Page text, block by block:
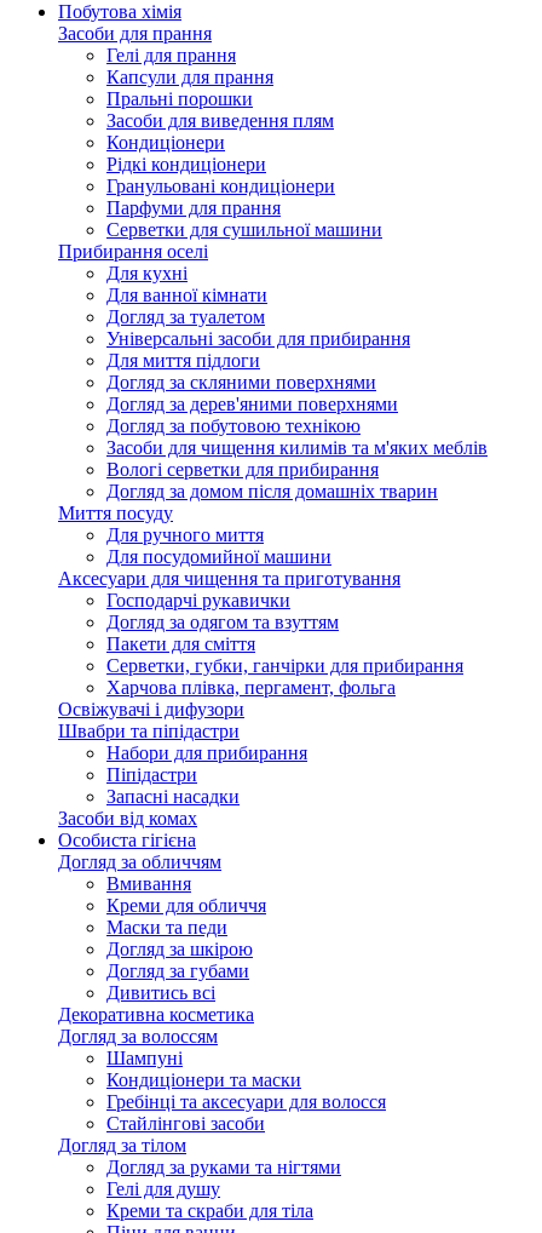
Побутова хімія
Засоби для прання
Гелі для прання
Капсули для прання
Пральні порошки
Засоби для виведення плям
Кондиціонери
Рідкі кондиціонери
Гранульовані кондиціонери
Парфуми для прання
Серветки для сушильної машини
Прибирання оселі
Для кухні
Для ванної кімнати
Догляд за туалетом
Універсальні засоби для прибирання
Для миття підлоги
Догляд за скляними поверхнями
Догляд за дерев'яними поверхнями
Догляд за побутовою технікою
Засоби для чищення килимів та м'яких меблів
Вологі серветки для прибирання
Догляд за домом після домашніх тварин
Миття посуду
Для ручного миття
Для посудомийної машини
Аксесуари для чищення та приготування
Господарчі рукавички
Догляд за одягом та взуттям
Пакети для сміття
Серветки, губки, ганчірки для прибирання
Харчова плівка, пергамент, фольга
Освіжувачі і дифузори
Швабри та піпідастри
Набори для прибирання
Піпідастри
Запасні насадки
Засоби від комах
Особиста гігієна
Догляд за обличчям
Вмивання
Креми для обличчя
Маски та педи
Догляд за шкірою
Догляд за губами
Дивитись всі
Декоративна косметика
Догляд за волоссям
Шампуні
Кондиціонери та маски
Гребінці та аксесуари для волосся
Стайлінгові засоби
Догляд за тілом
Догляд за руками та нігтями
Гелі для душу
Креми та скраби для тіла